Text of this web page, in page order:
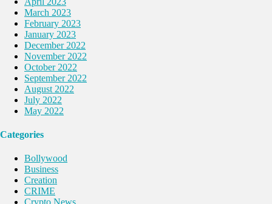
March 2023
February 2023
January 2023
December 2022
November 2022
October 2022
September 2022
August 2022
July 2022
May 2022
Categories
Bollywood
Business
Creation
CRIME